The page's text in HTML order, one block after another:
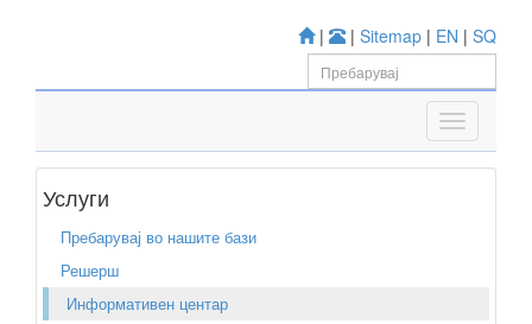
| | Sitemap | EN | SQ
Услуги
Пребарувај во нашите бази
Решерш
Информативен центар